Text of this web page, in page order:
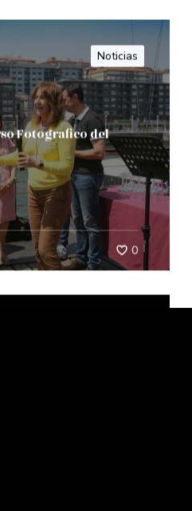
Noticias
Fotografico del
0